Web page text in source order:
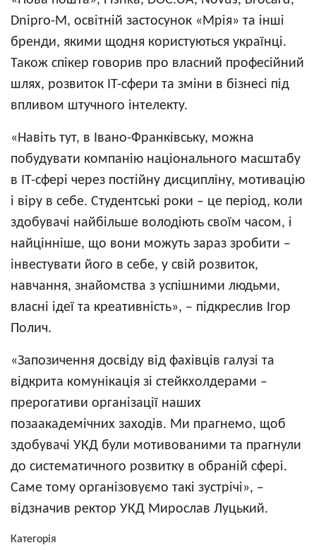
Dnipro-M, освітній застосунок «Мрія» та інші
бренди, якими щодня користуються українці.
Також спікер говорив про власний професійний
шлях, розвиток ІТ-сфери та зміни в бізнесі під
впливом штучного інтелекту.
«Навіть тут, в Івано-Франківську, можна
побудувати компанію національного масштабу
в ІТ-сфері через постійну дисципліну, мотивацію
і віру в себе. Студентські роки – це період, коли
здобувачі найбільше володіють своїм часом, і
найцінніше, що вони можуть зараз зробити –
інвестувати його в себе, у свій розвиток,
навчання, знайомства з успішними людьми,
власні ідеї та креативність», – підкреслив Ігор
Полич.
«Запозичення досвіду від фахівців галузі та
відкрита комунікація зі стейкхолдерами –
прерогативи організації наших
позаакадемічних заходів. Ми прагнемо, щоб
здобувачі УКД були мотивованими та прагнули
до систематичного розвитку в обраній сфері.
Саме тому організовуємо такі зустрічі», –
відзначив ректор УКД Мирослав Луцький.
Категорія